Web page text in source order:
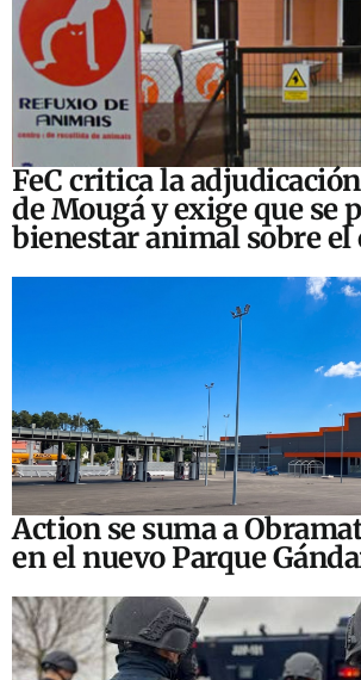
FeC critica la
de Mougá y exige que se
bienestar animal sobre el
Action se suma a
en el nuevo Parque